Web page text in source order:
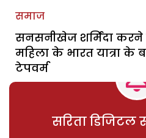
समाज
सनसनीखेज शर्मिंदा करने
महिला के भारत यात्रा के
टेपवर्म
सरिता डिजिटल